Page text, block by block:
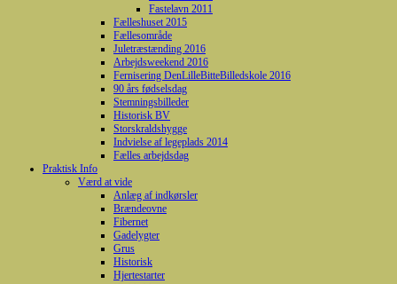
Fastelavn 2011
Fælleshuset 2015
Fællesområde
Juletræstænding 2016
Arbejdsweekend 2016
Fernisering DenLilleBitteBilledskole 2016
90 års fødselsdag
Stemningsbilleder
Historisk BV
Storskraldshygge
Indvielse af legeplads 2014
Fælles arbejdsdag
Praktisk Info
Værd at vide
Anlæg af indkørsler
Brændeovne
Fibernet
Gadelygter
Grus
Historisk
Hjertestarter